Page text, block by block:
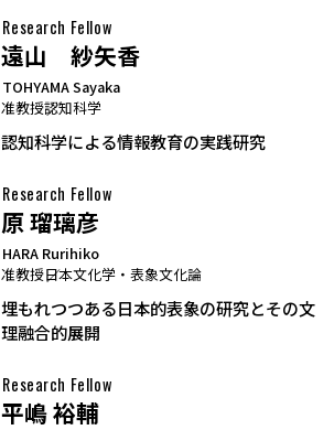
Research Fellow
遠山 紗矢香
TOHYAMA Sayaka
准教授認知科学
認知科学による情報教育の実践研究
Research Fellow
原 瑠璃彦
HARA Rurihiko
准教授日本文化学・表象文化論
埋もれつつある日本的表象の研究とその文
理融合的展開
Research Fellow
平嶋 裕輔